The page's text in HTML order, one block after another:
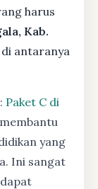
harus
Kab.
antaranya
: Paket C di
yang
Ini sangat